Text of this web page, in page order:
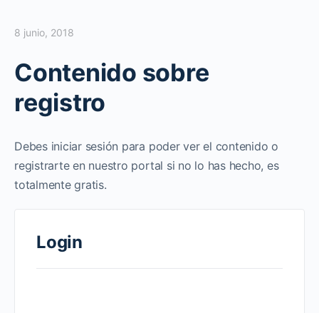
8 junio, 2018
Contenido sobre
registro
Debes iniciar sesión para poder ver el contenido o
registrarte en nuestro portal si no lo has hecho, es
totalmente gratis.
Login